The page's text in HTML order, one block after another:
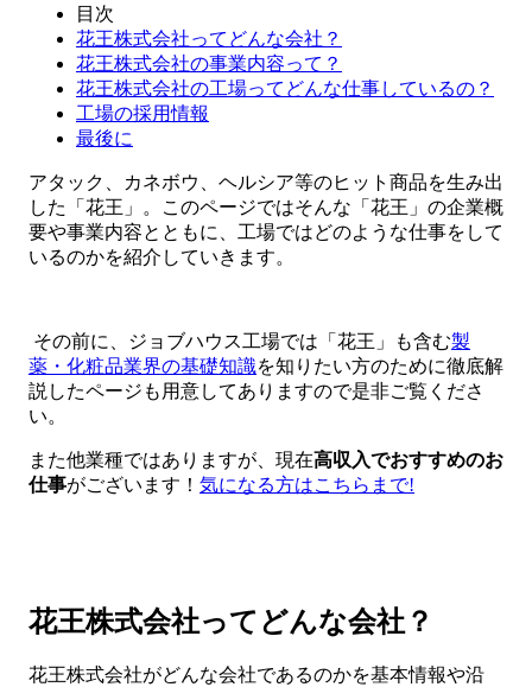
目次
花王株式会社ってどんな会社？
花王株式会社の事業内容って？
花王株式会社の工場ってどんな仕事しているの？
工場の採用情報
最後に
アタック、カネボウ、ヘルシア等のヒット商品を生み出
した「花王」。このページではそんな「花王」の企業概
要や事業内容とともに、工場ではどのような仕事をして
いるのかを紹介していきます。
その前に、ジョブハウス工場では「花王」も含む製
薬・化粧品業界の基礎知識を知りたい方のために徹底解
説したページも用意してありますので是非ご覧くださ
い。
また他業種ではありますが、現在高収入でおすすめのお
仕事がございます！ 気になる方はこちらまで!
花王株式会社ってどんな会社？
花王株式会社がどんな会社であるのかを基本情報や沿